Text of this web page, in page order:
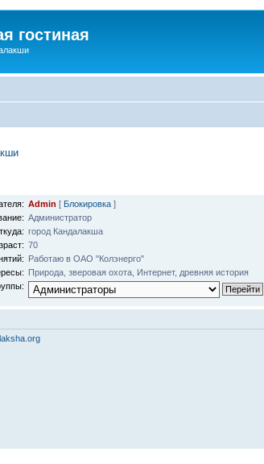
гостиная
Admin [ Блокировка ]
Администратор
город Кандалакша
70
Работаю в ОАО "Колэнерго"
Природа, зверовая охота, Интернет, древняя история